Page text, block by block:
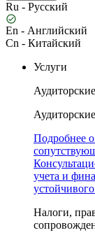
Ru - Русский
En - Английский
Cn - Китайский
Услуги
Подробнее о
учета и
Налоги,